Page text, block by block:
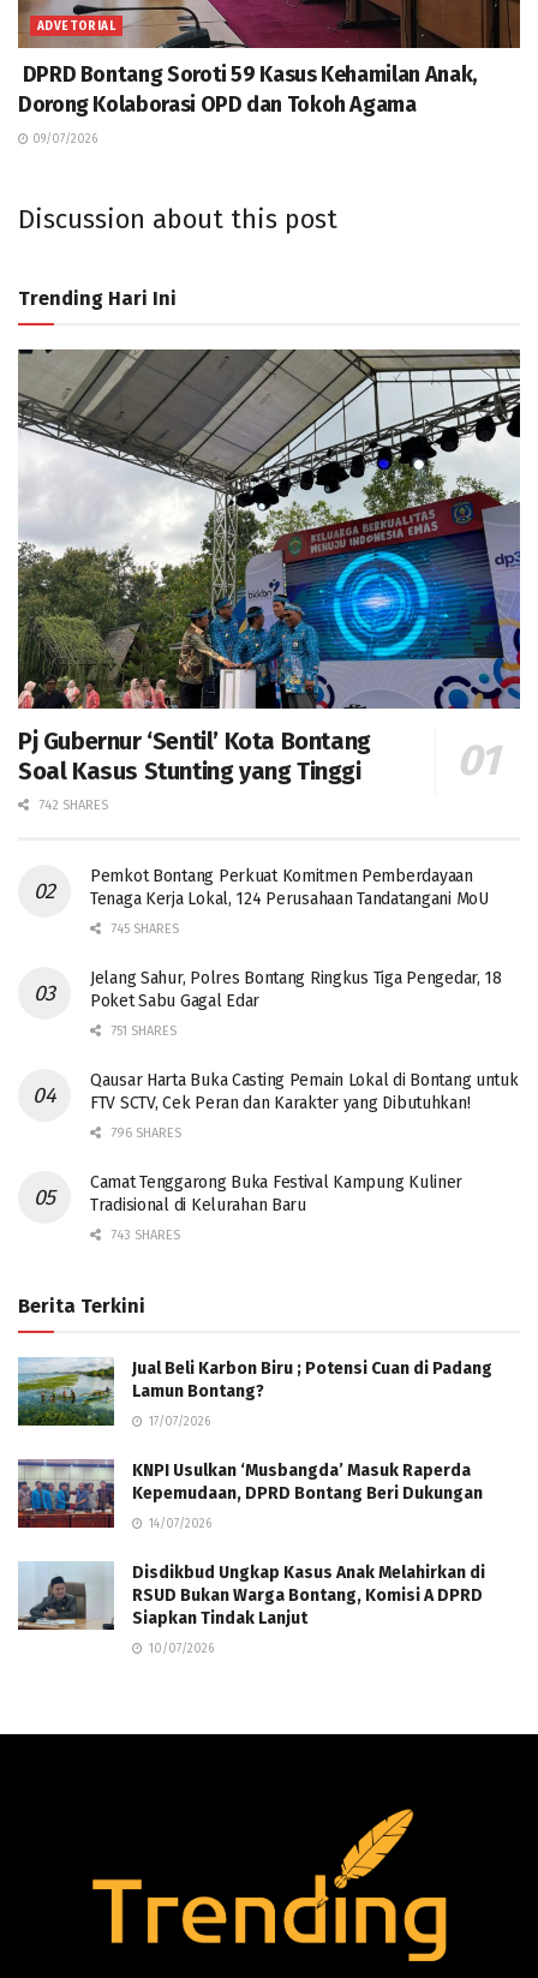
ADVETORIAL
DPRD Bontang Soroti 59 Kasus Kehamilan Anak,
Dorong Kolaborasi OPD dan Tokoh Agama
09/07/2026
Discussion about this post
Trending Hari Ini
Pj Gubernur ‘Sentil’ Kota Bontang
Soal Kasus Stunting yang Tinggi
742 SHARES
Pemkot Bontang Perkuat Komitmen Pemberdayaan
Tenaga Kerja Lokal, 124 Perusahaan Tandatangani MoU
745 SHARES
Jelang Sahur, Polres Bontang Ringkus Tiga Pengedar, 18
Poket Sabu Gagal Edar
751 SHARES
Qausar Harta Buka Casting Pemain Lokal di Bontang untuk
FTV SCTV, Cek Peran dan Karakter yang Dibutuhkan!
796 SHARES
Camat Tenggarong Buka Festival Kampung Kuliner
Tradisional di Kelurahan Baru
743 SHARES
Berita Terkini
Jual Beli Karbon Biru ; Potensi Cuan di Padang
Lamun Bontang?
17/07/2026
KNPI Usulkan ‘Musbangda’ Masuk Raperda
Kepemudaan, DPRD Bontang Beri Dukungan
14/07/2026
Disdikbud Ungkap Kasus Anak Melahirkan di
RSUD Bukan Warga Bontang, Komisi A DPRD
Siapkan Tindak Lanjut
10/07/2026